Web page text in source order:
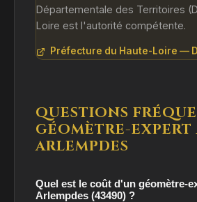
Départementale des Territoires
Loire est l'autorité compétente.
Préfecture du Haute-Loire —
QUESTIONS
GÉOMÈTRE-EXPERT
ARLEMPDES
Quel est le coût d'un géomètre-
Arlempdes (43490) ?